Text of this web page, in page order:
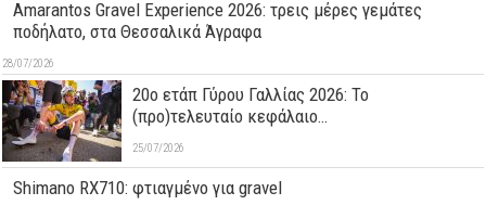
Amarantos Gravel Experience 2026: τρεις μέρες γεμάτες
ποδήλατο, στα Θεσσαλικά Άγραφα
28/07/2026
20ο ετάπ Γύρου Γαλλίας 2026: Το
(προ)τελευταίο κεφάλαιο…
25/07/2026
Shimano RX710: φτιαγμένο για gravel